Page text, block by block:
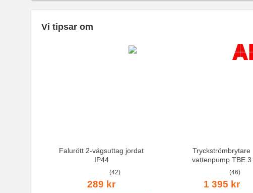
Vi tipsar om
Falurött 2-vägsuttag jordat
IP44
(42)
289 kr
Tryckströmbrytare
vattenpump TBE 3
(46)
1 395 kr